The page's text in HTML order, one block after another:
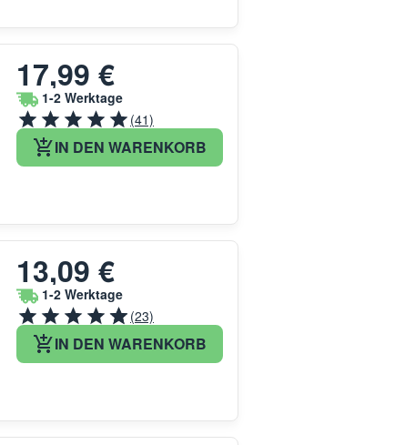
17,99 €
1-2 Werktage
(41)
IN DEN WARENKORB
13,09 €
1-2 Werktage
(23)
IN DEN WARENKORB